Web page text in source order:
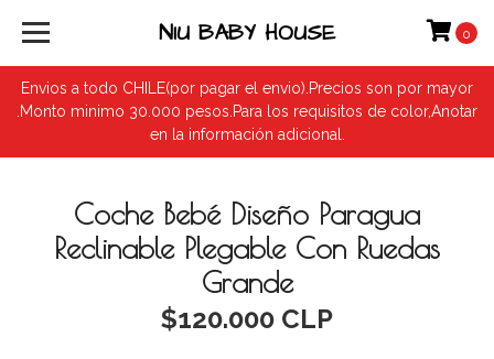
Envios a todo CHILE(por pagar el envio).Precios son por mayor
.Monto minimo 30.000 pesos.Para los requisitos de color,Anotar
en la información adicional.
NIU BABY HOUSE 0
Coche Bebé Diseño Paragua
Reclinable Plegable Con Ruedas
Grande
$120.000 CLP